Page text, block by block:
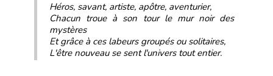
Héros, savant, artiste, apôtre, aventurier,
Chacun troue à son tour le mur noir des
mystères
Et grâce à ces labeurs groupés ou solitaires,
L'être nouveau se sent l'univers tout entier.